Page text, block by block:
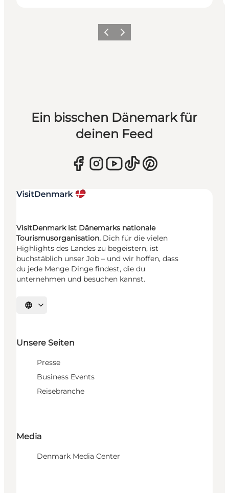
ZurückWeiter
Ein bisschen Dänemark für
deinen Feed
VisitDenmark ist Dänemarks nationale
Tourismusorganisation. Dich für die vielen
Highlights des Landes zu begeistern, ist
buchstäblich unser Job – und wir hoffen, dass
du jede Menge Dinge findest, die du
unternehmen und besuchen kannst.
Sprache auswählen
Unsere Seiten
Presse
Business Events
Reisebranche
Media
Denmark Media Center